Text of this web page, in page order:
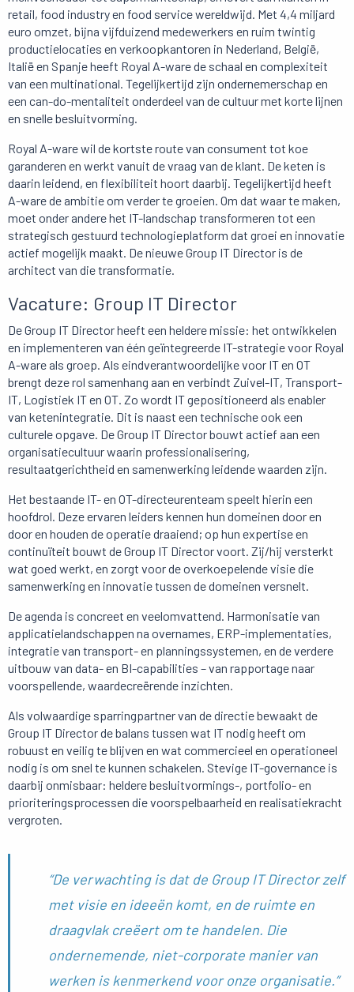
retail, food industry en food service wereldwijd. Met 4,4 miljard
euro omzet, bijna vijfduizend medewerkers en ruim twintig
productielocaties en verkoopkantoren in Nederland, België,
Italië en Spanje heeft Royal A-ware de schaal en complexiteit
van een multinational. Tegelijkertijd zijn ondernemerschap en
een can-do-mentaliteit onderdeel van de cultuur met korte lijnen
en snelle besluitvorming.
Royal A-ware wil de kortste route van consument tot koe
garanderen en werkt vanuit de vraag van de klant. De keten is
daarin leidend, en flexibiliteit hoort daarbij. Tegelijkertijd heeft
A-ware de ambitie om verder te groeien. Om dat waar te maken,
moet onder andere het IT-landschap transformeren tot een
strategisch gestuurd technologieplatform dat groei en innovatie
actief mogelijk maakt. De nieuwe Group IT Director is de
architect van die transformatie.
Vacature: Group IT Director
De Group IT Director heeft een heldere missie: het ontwikkelen
en implementeren van één geïntegreerde IT-strategie voor Royal
A-ware als groep. Als eindverantwoordelijke voor IT en OT
brengt deze rol samenhang aan en verbindt Zuivel-IT, Transport-
IT, Logistiek IT en OT. Zo wordt IT gepositioneerd als enabler
van ketenintegratie. Dit is naast een technische ook een
culturele opgave. De Group IT Director bouwt actief aan een
organisatiecultuur waarin professionalisering,
resultaatgerichtheid en samenwerking leidende waarden zijn.
Het bestaande IT- en OT-directeurenteam speelt hierin een
hoofdrol. Deze ervaren leiders kennen hun domeinen door en
door en houden de operatie draaiend; op hun expertise en
continuïteit bouwt de Group IT Director voort. Zij/hij versterkt
wat goed werkt, en zorgt voor de overkoepelende visie die
samenwerking en innovatie tussen de domeinen versnelt.
De agenda is concreet en veelomvattend. Harmonisatie van
applicatielandschappen na overnames, ERP-implementaties,
integratie van transport- en planningssystemen, en de verdere
uitbouw van data- en BI-capabilities – van rapportage naar
voorspellende, waardecreërende inzichten.
Als volwaardige sparringpartner van de directie bewaakt de
Group IT Director de balans tussen wat IT nodig heeft om
robuust en veilig te blijven en wat commercieel en operationeel
nodig is om snel te kunnen schakelen. Stevige IT-governance is
daarbij onmisbaar: heldere besluitvormings-, portfolio- en
prioriteringsprocessen die voorspelbaarheid en realisatiekracht
vergroten.
“De verwachting is dat de Group IT Director zelf
met visie en ideeën komt, en de ruimte en
draagvlak creëert om te handelen. Die
ondernemende, niet-corporate manier van
werken is kenmerkend voor onze organisatie.”